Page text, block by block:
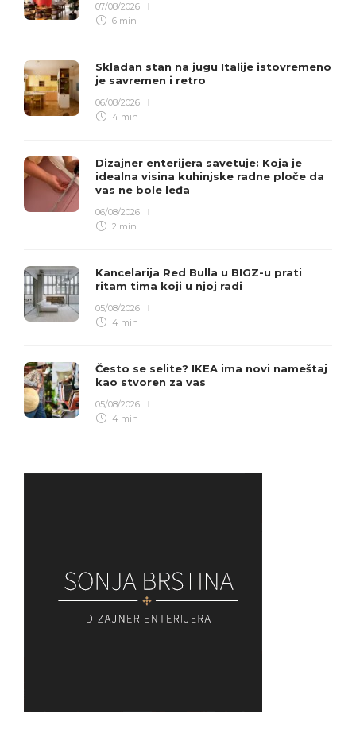
07/08/2026
6 min
Skladan stan na jugu Italije istovremeno
je savremen i retro
06/08/2026
4 min
Dizajner enterijera savetuje: Koja je
idealna visina kuhinjske radne ploče da
vas ne bole leđa
06/08/2026
2 min
Kancelarija Red Bulla u BIGZ-u prati
ritam tima koji u njoj radi
05/08/2026
4 min
Često se selite? IKEA ima novi nameštaj
kao stvoren za vas
05/08/2026
4 min